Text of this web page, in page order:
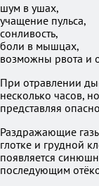
шум в ушах,
учащение пульса,
сонливость,
боли в мышцах,
возможны рвота и
При отравлении
несколько часов,
представляя
Раздражающие
глотке и грудной
появляется
последующим